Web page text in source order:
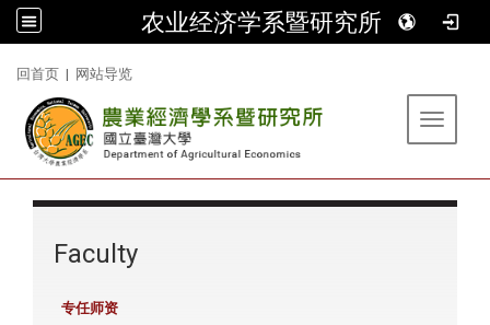
农业经济学系暨研究所
回首页 | 网站导览
Toggle
Faculty
专任师资